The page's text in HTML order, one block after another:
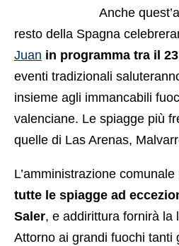
Anche
resto della Spagna
Juan in programma tra il
eventi tradizionali
insieme agli immancabili
valenciane. Le spiagge più
quelle di Las Arenas,
L’amministrazione
tutte le spiagge ad
Saler, e addirittura fornirà la
Attorno ai grandi fuochi tanti